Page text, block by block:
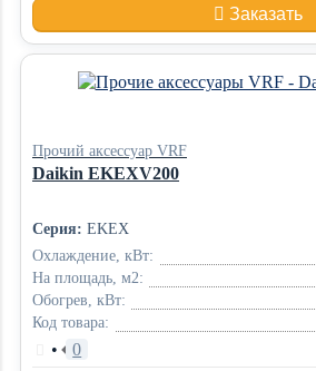
Заказать
Прочий аксессуар VRF
Daikin EKEXV200
Серия: EKEX
Охлаждение, кВт:
На площадь, м2:
Обогрев, кВт:
Код товара:
• 0